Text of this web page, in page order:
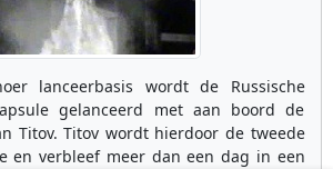
lanceerbasis wordt de Russische
gelanceerd met aan boord de
Titov. Titov wordt hierdoor de tweede
en verbleef meer dan een dag in een